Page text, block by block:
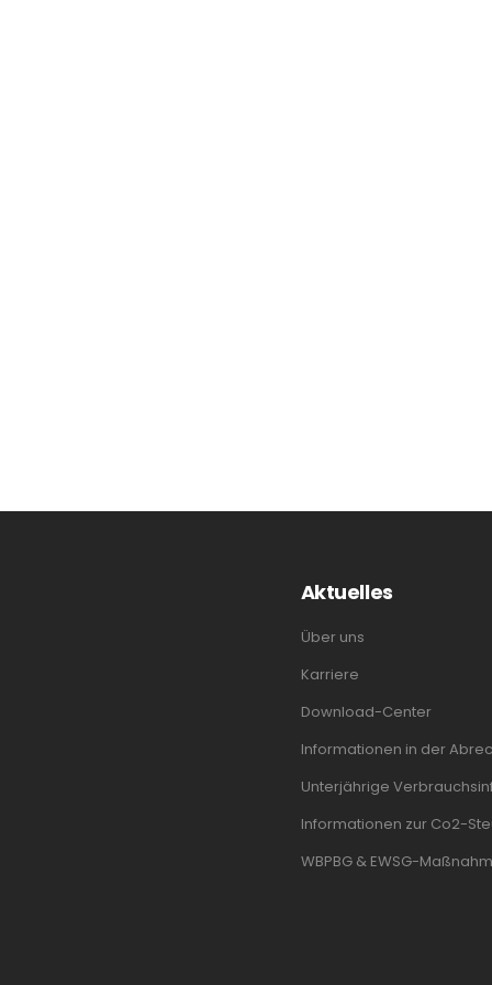
Aktuelles
Über uns
Karriere
Download-Center
Informationen in der
Unterjährige
Informationen zur Co2-
WBPBG & EWSG-